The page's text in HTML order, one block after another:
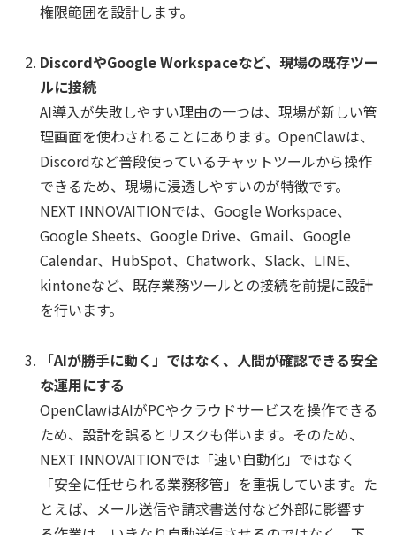
権限範囲を設計します。
DiscordやGoogle Workspaceなど、現場の既存ツー
ルに接続
AI導入が失敗しやすい理由の一つは、現場が新しい管
理画面を使わされることにあります。OpenClawは、
Discordなど普段使っているチャットツールから操作
できるため、現場に浸透しやすいのが特徴です。
NEXT INNOVAITIONでは、Google Workspace、
Google Sheets、Google Drive、Gmail、Google
Calendar、HubSpot、Chatwork、Slack、LINE、
kintoneなど、既存業務ツールとの接続を前提に設計
を行います。
「AIが勝手に動く」ではなく、人間が確認できる安全
な運用にする
OpenClawはAIがPCやクラウドサービスを操作できる
ため、設計を誤るとリスクも伴います。そのため、
NEXT INNOVAITIONでは「速い自動化」ではなく
「安全に任せられる業務移管」を重視しています。た
とえば、メール送信や請求書送付など外部に影響す